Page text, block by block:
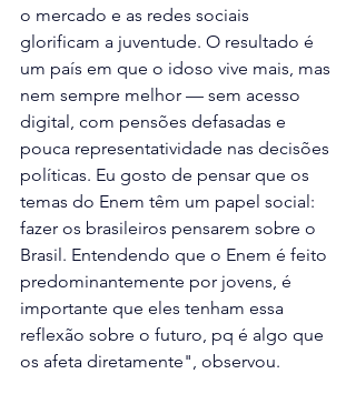
o mercado e as redes sociais
glorificam a juventude. O resultado é
um país em que o idoso vive mais, mas
nem sempre melhor — sem acesso
digital, com pensões defasadas e
pouca representatividade nas decisões
políticas. Eu gosto de pensar que os
temas do Enem têm um papel social:
fazer os brasileiros pensarem sobre o
Brasil. Entendendo que o Enem é feito
predominantemente por jovens, é
importante que eles tenham essa
reflexão sobre o futuro, pq é algo que
os afeta diretamente", observou.